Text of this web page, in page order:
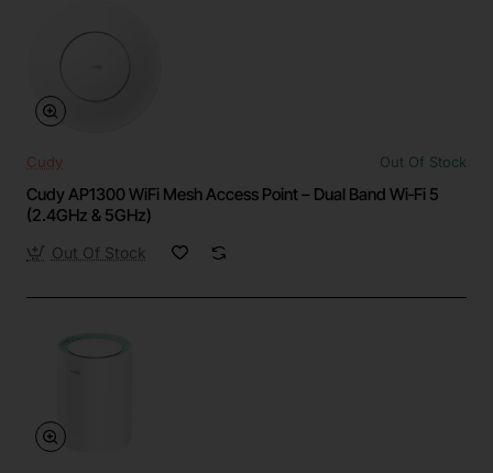
Cudy Out Of Stock
Cudy AP1300 WiFi Mesh Access Point – Dual Band Wi‑Fi 5
(2.4GHz & 5GHz)
Out Of Stock